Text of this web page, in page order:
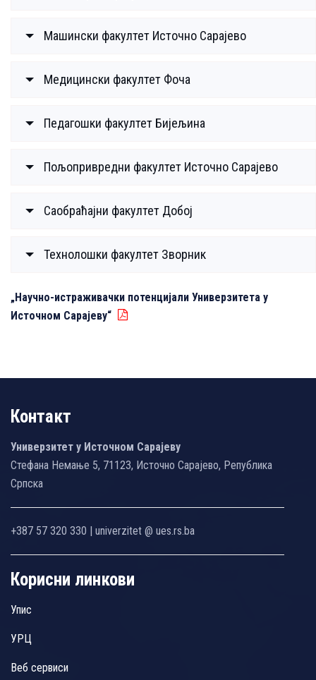
Машински факултет Источно Сарајево
Медицински факултет Фоча
Педагошки факултет Бијељина
Пољопривредни факултет Источно Сарајево
Саобраћајни факултет Добој
Технолошки факултет Зворник
„Научно-истраживачки потенцијали Универзитета у
Источном Сарајеву“
Контакт
Универзитет у Источном Сарајеву
Стефана Немање 5, 71123, Источно Сарајево, Република
Српска
+387 57 320 330 | univerzitet @ ues.rs.ba
Корисни линкови
Упис
УРЦ
Веб сервиси